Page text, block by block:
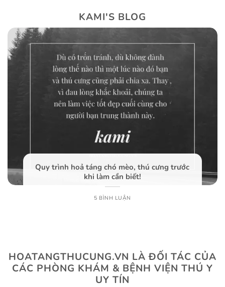
KAMI'S BLOG
Quy trình hoả táng chó mèo, thú cưng trước
khi làm cần biết!
5 BÌNH LUẬN
HOATANGTHUCUNG.VN LÀ ĐỐI TÁC CỦA
CÁC PHÒNG KHÁM & BỆNH VIỆN THÚ Y
UY TÍN